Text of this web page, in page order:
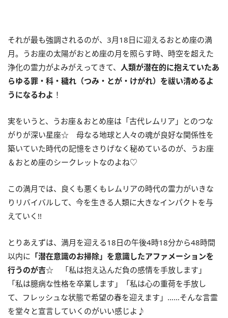
それが最も強調されるのが、 3月18日に迎えるおとめ座の満
月。うお座の太陽がおとめ座の月を照らす時、時空を超えた
浄化の霊力がよみがえってきて、 人類が潜在的に抱えていたあ
らゆる罪・科・穢れ（つみ・とが・けがれ）を祓い清めるよ
うになるわよ ！
実をいうと、うお座＆おとめ座は「古代レムリア」とのつな
がりが深い星座☆ 母なる地球と人々の魂が良好な関係性を
築いていた時代の記憶をさりげなく秘めているのが、うお座
＆おとめ座のシークレットなのよね♡
この満月では、良くも悪くもレムリアの時代の霊力がいきな
りリバイバルして、今を生きる人類に大きなインパクトを与
えていく!!
とりあえずは、満月を迎える18日の午後4時18分から48時間
以内に 「潜在意識のお掃除」を意識したアファメーションを
行うのが吉☆ 「私は抱え込んだ負の感情を手放します」
「私は臆病な性格を卒業します」「私は心の重荷を手放し
て、フレッシュな状態で希望の春を迎えます」……そんな言霊
を堂々と宣言していくのがいい感じよ♪